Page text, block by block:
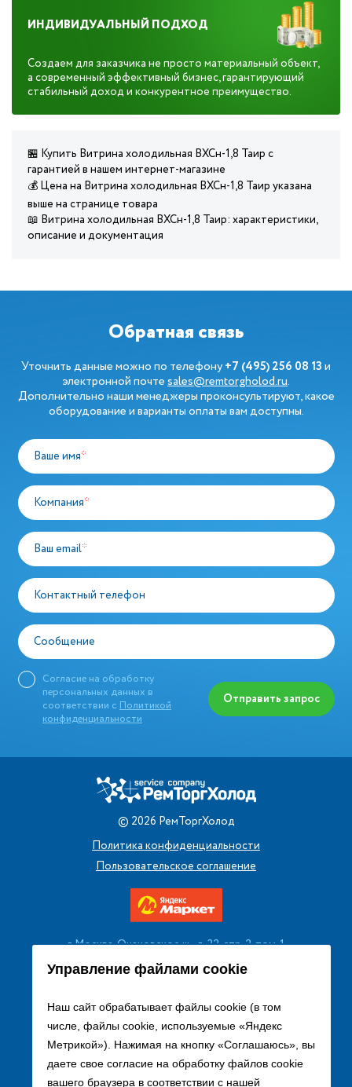
Управление файлами cookie
Наш сайт обрабатывает файлы cookie (в том
числе, файлы cookie, используемые «Яндекс
Метрикой»). Нажимая на кнопку «Соглашаюсь», вы
даете свое согласие на обработку файлов cookie
вашего браузера в соответствии с нашей
ИНДИВИДУАЛЬНЫЙ ПОДХОД
Создаем для заказчика не просто материальный объект,
а современный эффективный бизнес, гарантирующий
стабильный доход и конкурентное преимущество.
🏪 Купить Витрина холодильная ВХСн-1,8 Таир с
гарантией в нашем интернет-магазине
💰 Цена на Витрина холодильная ВХСн-1,8 Таир указана
выше на странице товара
📖 Витрина холодильная ВХСн-1,8 Таир: характеристики,
описание и документация
Обратная связь
Уточнить данные можно по телефону+7 (495) 256 08 13и
электронной почтеsales@remtorgholod.ru.
Дополнительно наши менеджеры проконсультируют, какое
оборудование и варианты оплаты вам доступны.
Ваше имя*
Компания*
Ваш email*
Контактный телефон
Сообщение
Согласие на обработку
персональных данных в
соответствии с Политикой
конфиденциальности
Отправить запрос
© 2026 РемТоргХолод
Политика конфиденциальности
Пользовательское соглашение
г. Москва, Очаковское ш., д. 32, стр. 2, пом. 1
+7 (495) 256 08 13
Заказать звонок
sales@remtorgholod.ru